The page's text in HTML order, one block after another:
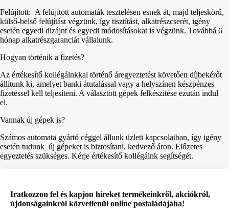
Felújított: A felújított automaták tesztelésen esnek át, majd teljeskörű,
külső-belső felújítást végzünk, így tisztítást, alkatrészcserét, igény
esetén egyedi dizájnt és egyedi módosításokat is végzünk. Továbbá 6
hónap alkatrészgaranciát vállalunk.
Hogyan történik a fizetés?
Az értékesítő kollégáinkkal történő áregyeztetést követően díjbekérőt
állítunk ki, amelyet banki átutalással vagy a helyszínen készpénzes
fizetéssel kell teljesíteni. A választott gépek felkészítése ezután indul
el.
Vannak új gépek is?
Számos automata gyártó céggel állunk üzleti kapcsolatban, így igény
esetén tudunk új gépeket is biztosítani, kedvező áron. Előzetes
egyeztetés szükséges. Kérje értékesítő kollégáink segítségét.
Iratkozzon fel és kapjon híreket termékeinkről, akciókról,
újdonságainkról közvetlenül online postaládájába!